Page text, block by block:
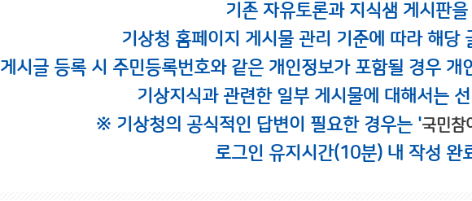
기존 자유토론과 지식샘 게시판
기상청 홈페이지 게시물 관리 기준에 따라 해당
게시글 등록 시 주민등록번호와 같은 개인정보가 포함될 경우
기상지식과 관련한 일부 게시물에 대해서는
※ 기상청의 공식적인 답변이 필요한 경우는 '국민참
로그인 유지시간(10분) 내 작성 완